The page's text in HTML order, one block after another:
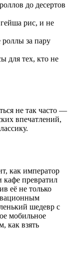
до десертов
рис, и не
за пару
для тех, кто не
не так часто —
впечатлений,
как император
кафе превратил
её не только
шедевр с
мобильное
как взять